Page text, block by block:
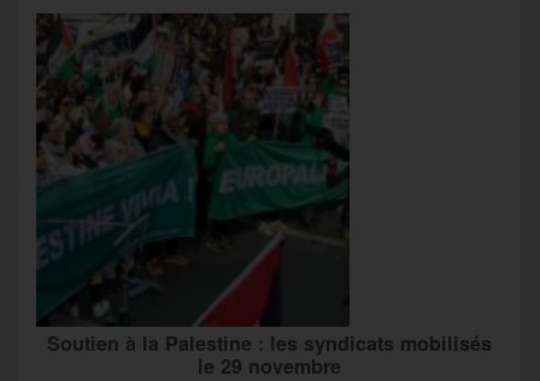
Soutien à la Palestine : les syndicats mobilisés
le 29 novembre